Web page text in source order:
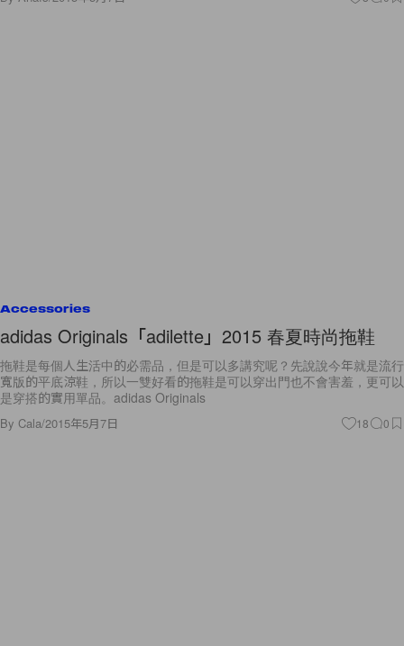
Accessories
adidas Originals「adilette」2015 春夏時尚拖鞋
拖鞋是每個人生活中的必需品，但是可以多講究呢？先說說今年就是流行
寬版的平底涼鞋，所以一雙好看的拖鞋是可以穿出門也不會害羞，更可以
是穿搭的實用單品。adidas Originals
By Cala/2015年5月7日 18 0